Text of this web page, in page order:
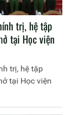
trị, hệ tập
tại Học viện
trị, hệ tập
tại Học viện